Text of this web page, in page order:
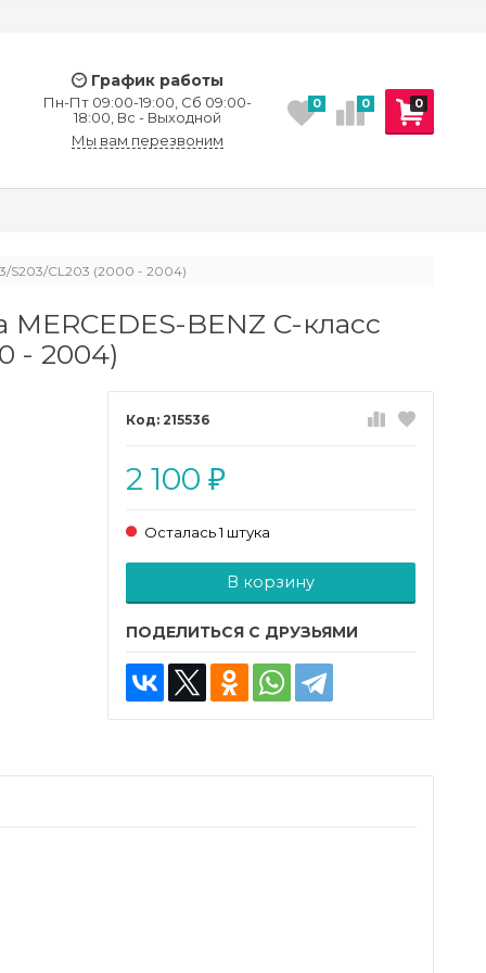
График работы
Пн-Пт 09:00-19:00, Сб 09:00-
18:00, Вс - Выходной
Мы вам перезвоним
0
0 0
S203/CL203 (2000 - 2004)
BENZ C-класс
- 2004)
215536
2 100 ₽
Осталась 1 штука
Добавляется...
В корзину
Добавлен
ПОДЕЛИТЬСЯ С ДРУЗЬЯМИ